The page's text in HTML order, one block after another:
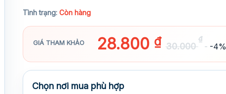
Tình trạng: Còn hàng
GIÁ THAM KHẢO 28.800 ₫ 30.000
₫
-4%
Chọn nơi mua phù hợp